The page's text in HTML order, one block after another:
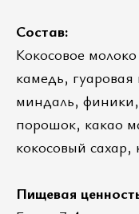
Состав:
Кокосовое
камедь,
миндаль,
порошок, какао
кокосовый сахар,
Пищевая